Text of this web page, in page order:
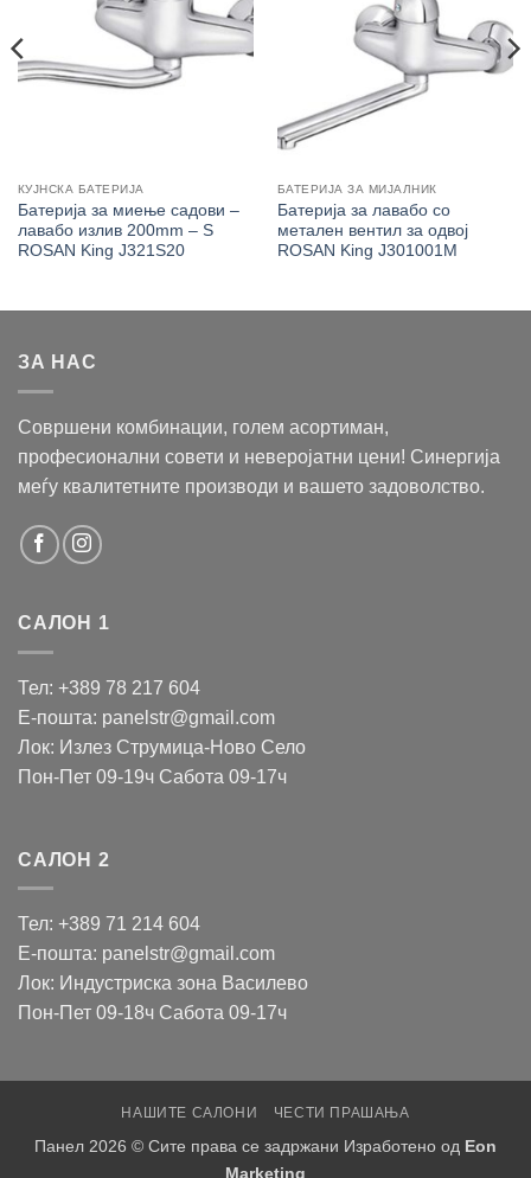
КУЈНСКА БАТЕРИЈА
Батерија за миење садови –
лавабо излив 200mm – S
ROSAN King J321S20
БАТЕРИЈА ЗА МИЈАЛНИК
Батерија за лавабо со
метален вентил за одвој
ROSAN King J301001M
ЗА НАС
Совршени комбинации, голем асортиман,
професионални совети и неверојатни цени! Синергија
меѓу квалитетните производи и вашето задоволство.
САЛОН 1
Тел: +389 78 217 604
Е-пошта: panelstr@gmail.com
Лок: Излез Струмица-Ново Село
Пон-Пет 09-19ч Сабота 09-17ч
САЛОН 2
Тел: +389 71 214 604
Е-пошта: panelstr@gmail.com
Лок: Индустриска зона Василево
Пон-Пет 09-18ч Сабота 09-17ч
НАШИТЕ САЛОНИ ЧЕСТИ ПРАШАЊА
Панел 2026 © Сите права се задржани Изработено од Eon
Marketing